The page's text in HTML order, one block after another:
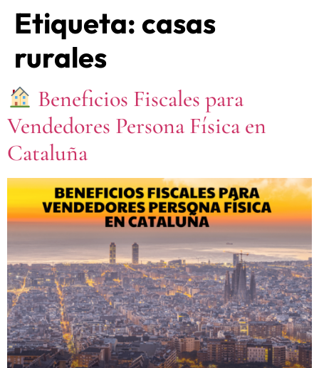
Etiqueta: casas
rurales
Beneficios Fiscales para
Vendedores Persona Física en
Cataluña